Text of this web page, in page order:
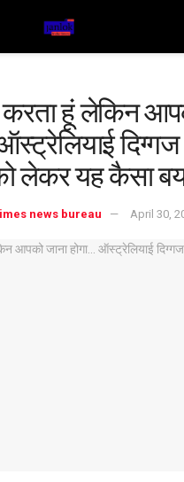
करता हूं लेकिन
लेकर यह कैसा
news bureau April 30,